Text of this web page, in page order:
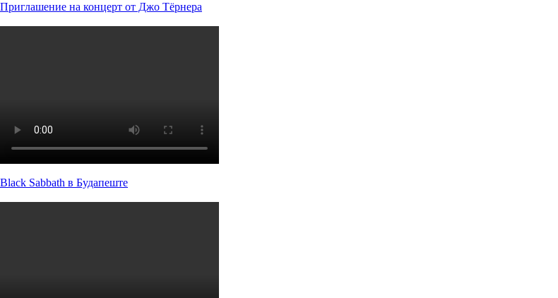
Приглашение на концерт от Джо Тёрнера
Black Sabbath в Будапеште